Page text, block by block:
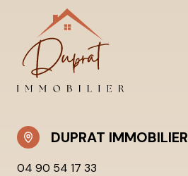
DUPRAT IMMOBILIER
04 90 54 17 33